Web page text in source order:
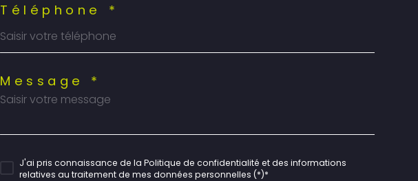
Téléphone *
Message *
J'ai pris connaissance de la Politique de confidentialité et des informations
relatives au traitement de mes données personnelles (*)*